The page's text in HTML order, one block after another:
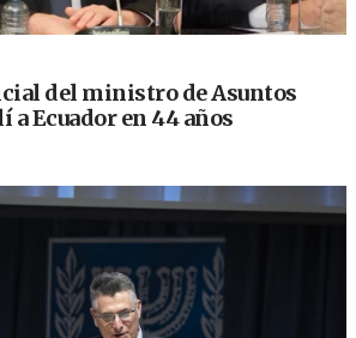
del ministro de Asuntos
Ecuador en 44 años